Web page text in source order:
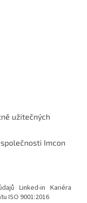
užitečných
Imcon
Linked-in Kariéra
ISO 9001:2016